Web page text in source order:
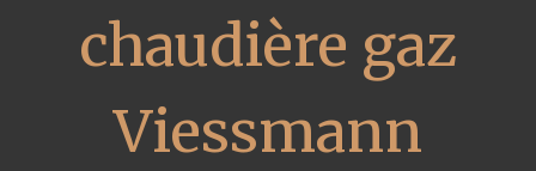
chaudière gaz
Viessmann